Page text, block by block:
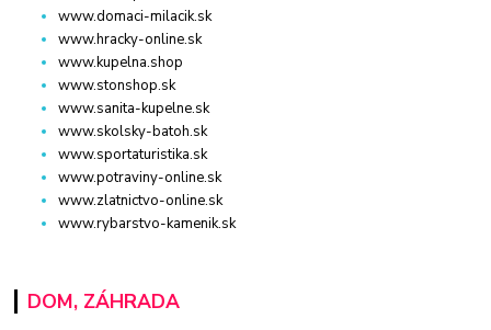
www.domaci-milacik.sk
www.hracky-online.sk
www.kupelna.shop
www.stonshop.sk
www.sanita-kupelne.sk
www.skolsky-batoh.sk
www.sportaturistika.sk
www.potraviny-online.sk
www.zlatnictvo-online.sk
www.rybarstvo-kamenik.sk
DOM, ZÁHRADA